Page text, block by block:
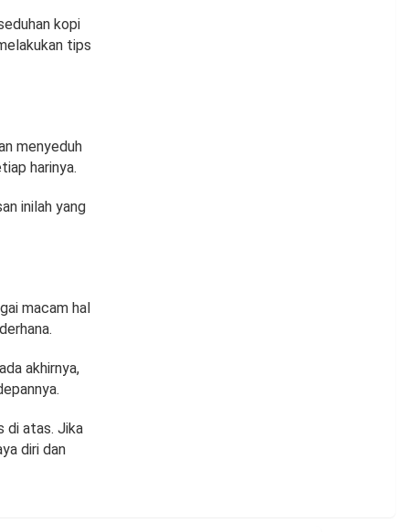
kopi
tips
menyeduh
harinya.
inilah yang
macam hal
akhirnya,
di atas. Jika
diri dan